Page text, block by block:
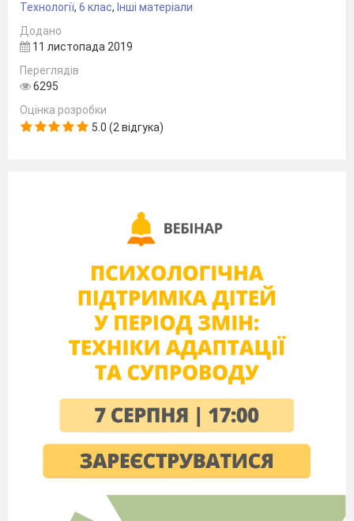
-Предметна;
-Сюжетна;
- Декоративна.
2. За кількістю використовуваних кольорів:
- Силуетна (монохромна);
- Геометрична;
4. За способом виготовлення деталей:
- Рвана.
5. За кількістю деталей:
- Ціла Силуетна;
- Роздроблена на частини;
- Мозаїка.
6. За способом кріплення деталей:
Технології, 6 клас, Інші матеріали
Додано
11 листопада 2019
Переглядів
6295
Оцінка розробки
5.0 (2 відгука)